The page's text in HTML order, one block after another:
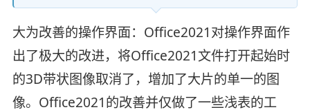
大为改善的操作界面：Office2021对操作界面作
出了极大的改进，将Office2021文件打开起始时
的3D带状图像取消了，增加了大片的单一的图
像。Office2021的改善并仅做了一些浅表的工